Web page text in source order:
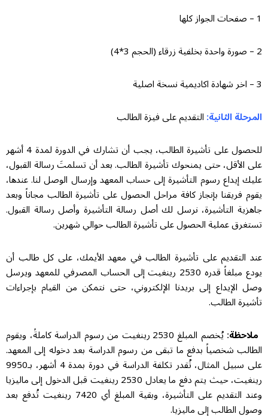
1 – صفحات الجواز كلها
2 – صورة واحدة بخلفية زرقاء (الحجم 3*4)
3 – اخر شهادة اكاديمية نسخة اصلية
المرحلة الثانية:التقديم على فیزة الطالب
للحصول على تأشيرة الطالب، يجب أن تشارك في الدورة لمدة 4 أشهر
على الأقل، حتى يمنحوك تأشيرة الطالب. بعد أن تسلمتَ رسالة القبول،
عليك إيداع رسوم التأشيرة إلى حساب المعهد وإرسال الوصل لنا. عندها،
يقوم فريقنا بإنجاز كافة مراحل الحصول على تأشيرة الطالب مجاناً وبعد
جاهزية التأشيرة، نرسل لك أصل رسالة التأشيرة وأصل رسالة القبول.
تستغرق عملية الحصول على تأشيرة الطالب حوالي شهرين.
عند التقديم على تأشيرة الطالب في معهد الأيمك، على كل طالب أن
يودع مبلغاً قدره 2530 رينغيت إلى الحساب المصرفي للمعهد ويرسل
وصل الإيداع إلى بريدنا الإلكتروني، حتى نتمكن من القيام بإجراءات
تأشيرة الطالب.
ملاحظة: يُخصم المبلغ 2530 رينغيت من رسوم الدراسة كاملةً، ويقوم
الطالب شخصياً بدفع ما تبقى من رسوم الدراسة بعد دخوله إلى المعهد.
على سبيل المثال، تُقدر تكلفة الدراسة في دورة بمدة 4 أشهر، بـ9950
رينغيت، حيث يتم دفع ما يعادل 2530 رينغيت قبل الدخول إلى ماليزيا
وعند التقديم على التأشيرة، وبقية المبلغ أي 7420 رينغيت تُدفع بعد
وصول الطالب إلى ماليزيا.